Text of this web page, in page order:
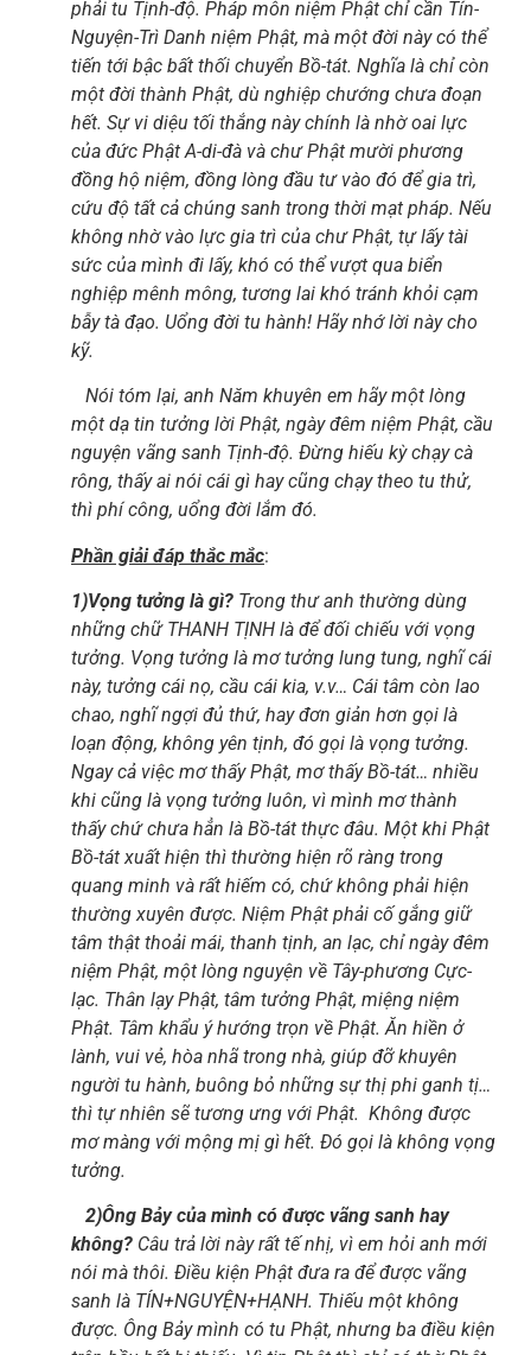
phải tu Tịnh-độ. Pháp môn niệm Phật chỉ cần Tín-
Nguyện-Trì Danh niệm Phật, mà một đời này có thể
tiến tới bậc bất thối chuyển Bồ-tát. Nghĩa là chỉ còn
một đời thành Phật, dù nghiệp chướng chưa đoạn
hết. Sự vi diệu tối thắng này chính là nhờ oai lực
của đức Phật A-di-đà và chư Phật mười phương
đồng hộ niệm, đồng lòng đầu tư vào đó để gia trì,
cứu độ tất cả chúng sanh trong thời mạt pháp. Nếu
không nhờ vào lực gia trì của chư Phật, tự lấy tài
sức của mình đi lấy, khó có thể vượt qua biển
nghiệp mênh mông, tương lai khó tránh khỏi cạm
bẫy tà đạo. Uổng đời tu hành! Hãy nhớ lời này cho
kỹ.
Nói tóm lại, anh Năm khuyên em hãy một lòng
một dạ tin tưởng lời Phật, ngày đêm niệm Phật, cầu
nguyện vãng sanh Tịnh-độ. Đừng hiếu kỳ chạy cà
rông, thấy ai nói cái gì hay cũng chạy theo tu thử,
thì phí công, uổng đời lắm đó.
Phần giải đáp thắc mắc:
1)Vọng tưởng là gì? Trong thư anh thường dùng
những chữ THANH TỊNH là để đối chiếu với vọng
tưởng. Vọng tưởng là mơ tưởng lung tung, nghĩ cái
này, tưởng cái nọ, cầu cái kia, v.v… Cái tâm còn lao
chao, nghĩ ngợi đủ thứ, hay đơn giản hơn gọi là
loạn động, không yên tịnh, đó gọi là vọng tưởng.
Ngay cả việc mơ thấy Phật, mơ thấy Bồ-tát… nhiều
khi cũng là vọng tưởng luôn, vì mình mơ thành
thấy chứ chưa hẳn là Bồ-tát thực đâu. Một khi Phật
Bồ-tát xuất hiện thì thường hiện rõ ràng trong
quang minh và rất hiếm có, chứ không phải hiện
thường xuyên được. Niệm Phật phải cố gắng giữ
tâm thật thoải mái, thanh tịnh, an lạc, chỉ ngày đêm
niệm Phật, một lòng nguyện về Tây-phương Cực-
lạc. Thân lạy Phật, tâm tưởng Phật, miệng niệm
Phật. Tâm khẩu ý hướng trọn về Phật. Ăn hiền ở
lành, vui vẻ, hòa nhã trong nhà, giúp đỡ khuyên
người tu hành, buông bỏ những sự thị phi ganh tị…
thì tự nhiên sẽ tương ưng với Phật. Không được
mơ màng với mộng mị gì hết. Đó gọi là không vọng
tưởng.
2)Ông Bảy của mình có được vãng sanh hay
không? Câu trả lời này rất tế nhị, vì em hỏi anh mới
nói mà thôi. Điều kiện Phật đưa ra để được vãng
sanh là TÍN+NGUYỆN+HẠNH. Thiếu một không
được. Ông Bảy mình có tu Phật, nhưng ba điều kiện